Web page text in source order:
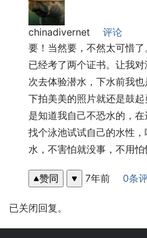
chinadivernet
评论
要！当然要，不然太可惜
已经考了两个证书。让我
次去体验潜水，下水前我
下拍美美的照片就还是鼓
是知道我自己不恐水的，
找个泳池试试自己的水性
水，不害怕就没事，不用怕
赞同 7年前 0条
已关闭回复。